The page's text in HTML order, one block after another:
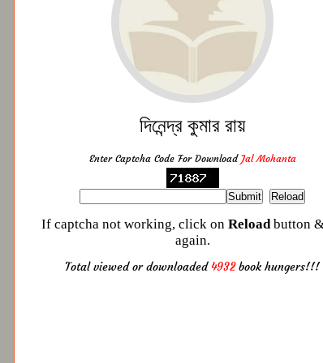
দিনেন্দ্র কুমার রায়
Enter Captcha Code For Download Jal Mohanta
If captcha not working, click on Reloadbutton
again.
Total viewed or downloaded4932book hungers!!!